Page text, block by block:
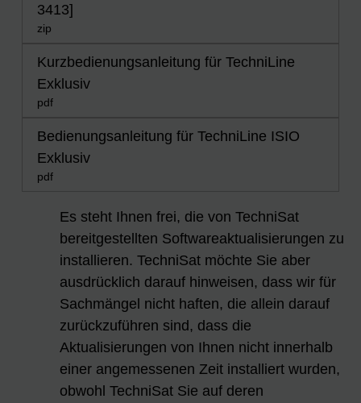
3413]
zip
Kurzbedienungsanleitung für TechniLine
Exklusiv
pdf
Bedienungsanleitung für TechniLine ISIO
Exklusiv
pdf
Es steht Ihnen frei, die von TechniSat
bereitgestellten Softwareaktualisierungen zu
installieren. TechniSat möchte Sie aber
ausdrücklich darauf hinweisen, dass wir für
Sachmängel nicht haften, die allein darauf
zurückzuführen sind, dass die
Aktualisierungen von Ihnen nicht innerhalb
einer angemessenen Zeit installiert wurden,
obwohl TechniSat Sie auf deren